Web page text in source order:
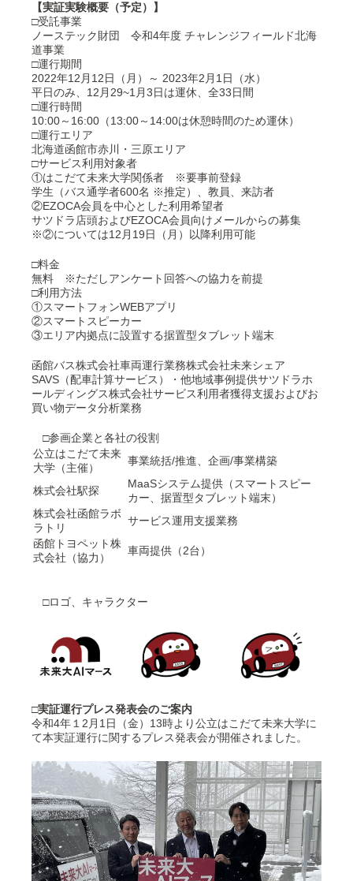
【実証実験概要（予定）】
□受託事業
ノーステック財団 令和4年度 チャレンジフィールド北海
道事業
□運行期間
2022年12月12日（月）～ 2023年2月1日（水）
平日のみ、12月29~1月3日は運休、全33日間
□運行時間
10:00～16:00（13:00～14:00は休憩時間のため運休）
□運行エリア
北海道函館市赤川・三原エリア
□サービス利用対象者
①はこだて未来大学関係者 ※要事前登録
学生（バス通学者600名 ※推定）、教員、来訪者
②EZOCA会員を中心とした利用希望者
サツドラ店頭およびEZOCA会員向けメールからの募集
※②については12月19日（月）以降利用可能
□料金
無料 ※ただしアンケート回答への協力を前提
□利用方法
①スマートフォンWEBアプリ
②スマートスピーカー
③エリア内拠点に設置する据置型タブレット端末
函館バス株式会社車両運行業務株式会社未来シェア
SAVS（配車計算サービス）・他地域事例提供サツドラホ
ールディングス株式会社サービス利用者獲得支援およびお
買い物データ分析業務
□参画企業と各社の役割
公立はこだて未来
大学（主催）
事業統括/推進、企画/事業構築
株式会社駅探
MaaSシステム提供（スマートスピー
カー、据置型タブレット端末）
株式会社函館ラボ
ラトリ
サービス運用支援業務
函館トヨペット株
式会社（協力）
車両提供（2台）
□ロゴ、キャラクター
□実証運行プレス発表会のご案内
令和4年１2月1日（金）13時より公立はこだて未来大学に
て本実証運行に関するプレス発表会が開催されました。